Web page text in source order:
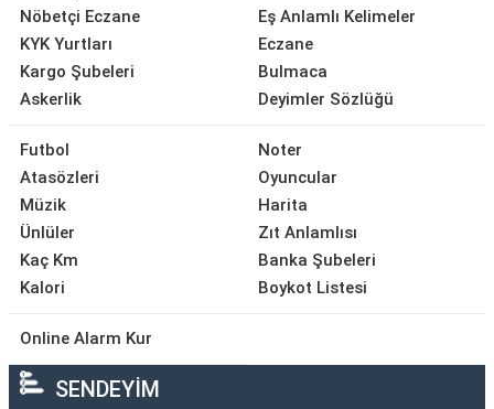
Nöbetçi Eczane
KYK Yurtları
Kargo Şubeleri
Askerlik
Eş Anlamlı Kelimeler
Eczane
Bulmaca
Deyimler Sözlüğü
Futbol
Atasözleri
Müzik
Ünlüler
Kaç Km
Kalori
Noter
Oyuncular
Harita
Zıt Anlamlısı
Banka Şubeleri
Boykot Listesi
Online Alarm Kur
SENDEYİM